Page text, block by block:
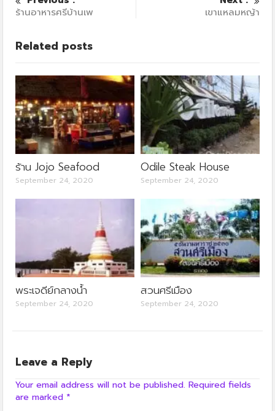
ร้านอาหารศรีบ้านเพ
เขาแหลมหญ้า
Related posts
ร้าน Jojo Seafood
September 24, 2020
Odile Steak House
September 24, 2020
พระเจดีย์กลางน้ำ
September 24, 2020
สวนศรีเมือง
September 24, 2020
Leave a Reply
Your email address will not be published. Required fields
are marked *